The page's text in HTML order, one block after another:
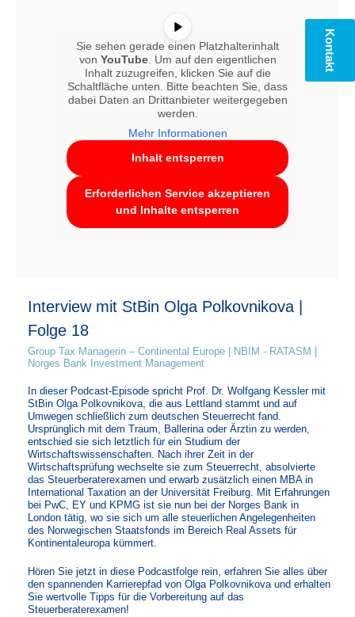
Kontakt
Sie sehen gerade einen Platzhalterinhalt
von YouTube. Um auf den eigentlichen
Inhalt zuzugreifen, klicken Sie auf die
Schaltfläche unten. Bitte beachten Sie, dass
dabei Daten an Drittanbieter weitergegeben
werden.
Mehr Informationen
Inhalt entsperren
Erforderlichen Service akzeptieren
und Inhalte entsperren
Interview mit StBin Olga Polkovnikova |
Folge 18
Group Tax Managerin – Continental Europe | NBIM - RATASM |
Norges Bank Investment Management
In dieser Podcast-Episode spricht Prof. Dr. Wolfgang Kessler mit
StBin Olga Polkovnikova, die aus Lettland stammt und auf
Umwegen schließlich zum deutschen Steuerrecht fand.
Ursprünglich mit dem Traum, Ballerina oder Ärztin zu werden,
entschied sie sich letztlich für ein Studium der
Wirtschaftswissenschaften. Nach ihrer Zeit in der
Wirtschaftsprüfung wechselte sie zum Steuerrecht, absolvierte
das Steuerberaterexamen und erwarb zusätzlich einen MBA in
International Taxation an der Universität Freiburg. Mit Erfahrungen
bei PwC, EY und KPMG ist sie nun bei der Norges Bank in
London tätig, wo sie sich um alle steuerlichen Angelegenheiten
des Norwegischen Staatsfonds im Bereich Real Assets für
Kontinentaleuropa kümmert.
Hören Sie jetzt in diese Podcastfolge rein, erfahren Sie alles über
den spannenden Karrierepfad von Olga Polkovnikova und erhalten
Sie wertvolle Tipps für die Vorbereitung auf das
Steuerberaterexamen!